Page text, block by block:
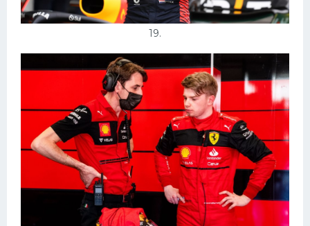
19.